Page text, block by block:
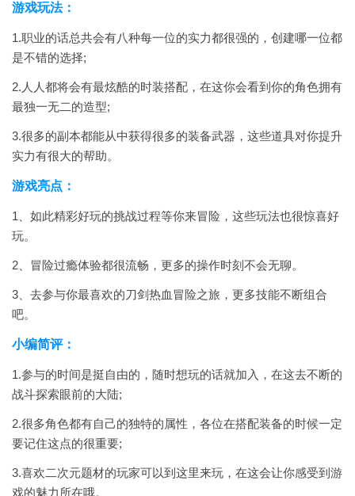
游戏玩法：
1.职业的话总共会有八种每一位的实力都很强的，创建哪一位都
是不错的选择;
2.人人都将会有最炫酷的时装搭配，在这你会看到你的角色拥有
最独一无二的造型;
3.很多的副本都能从中获得很多的装备武器，这些道具对你提升
实力有很大的帮助。
游戏亮点：
1、如此精彩好玩的挑战过程等你来冒险，这些玩法也很惊喜好
玩。
2、冒险过瘾体验都很流畅，更多的操作时刻不会无聊。
3、去参与你最喜欢的刀剑热血冒险之旅，更多技能不断组合
吧。
小编简评：
1.参与的时间是挺自由的，随时想玩的话就加入，在这去不断的
战斗探索眼前的大陆;
2.很多角色都有自己的独特的属性，各位在搭配装备的时候一定
要记住这点的很重要;
3.喜欢二次元题材的玩家可以到这里来玩，在这会让你感受到游
戏的魅力所在哦。